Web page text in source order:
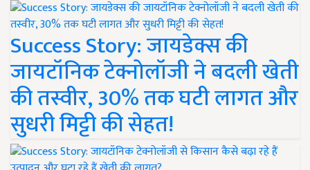
Success Story: जायडेक्स की
जायटॉनिक टेक्नोलॉजी ने बदली खेती
की तस्वीर, 30% तक घटी लागत और
सुधरी मिट्टी की सेहत!